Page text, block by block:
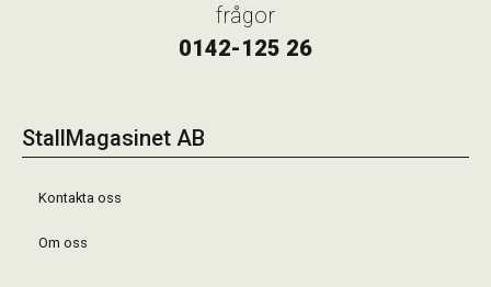
frågor
0142-125 26
StallMagasinet AB
Kontakta oss
Om oss